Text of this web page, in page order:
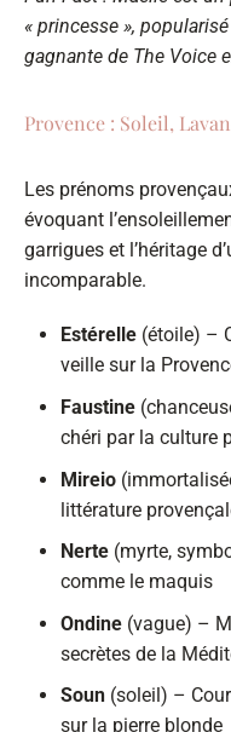
« princesse »,
gagnante de The Voice
Provence : Soleil,
Les prénoms
évoquant
garrigues et l’héritage
incomparable.
Estérelle (étoile) –
veille sur la
Faustine
chéri par la culture
Mireio
littérature
Nerte (myrte,
comme le maquis
Ondine (vague) –
secrètes de la
Soun (soleil) –
sur la pierre blonde